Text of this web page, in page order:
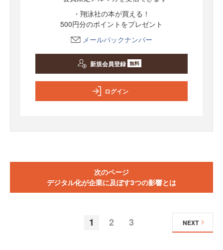
・翔泳社の本が買える！
500円分のポイントをプレゼント
メールバックナンバー
新規会員登録 無料
ログイン
次のページ
デジタル化が企業に及ぼす3つの影響とは
1 2 3 NEXT